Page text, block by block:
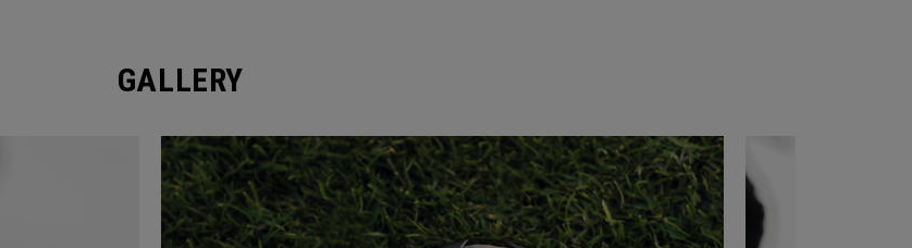
GALLERY